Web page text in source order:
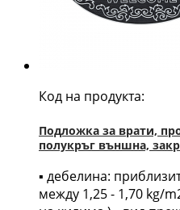
Код на продукта:
Подложка за врати,
полукръг външна,
▪ дебелина:
между 1,25 - 1,70 kg/